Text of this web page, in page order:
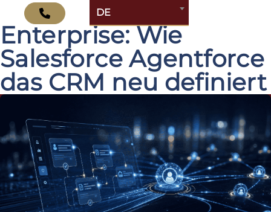
DE
Das Agentic
Enterprise: Wie
Salesforce Agentforce
das CRM neu definiert